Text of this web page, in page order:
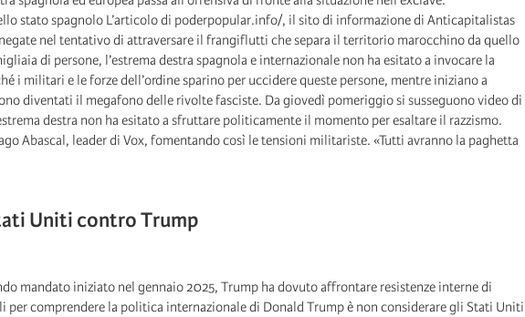
stato spagnolo L’articolo di poderpopular.info/, il sito di informazione di Anticapitalistas
nel tentativo di attraversare il frangiflutti che separa il territorio marocchino da quello
di persone, l’estrema destra spagnola e internazionale non ha esitato a invocare la
militari e le forze dell’ordine sparino per uccidere queste persone, mentre iniziano a
diventati il megafono delle rivolte fasciste. Da giovedì pomeriggio si susseguono video di
destra non ha esitato a sfruttare politicamente il momento per esaltare il razzismo.
Abascal, leader di Vox, fomentando così le tensioni militariste. «Tutti avranno la paghetta
Uniti contro Trump
mandato iniziato nel gennaio 2025, Trump ha dovuto affrontare resistenze interne di
per comprendere la politica internazionale di Donald Trump è non considerare gli Stati Uniti